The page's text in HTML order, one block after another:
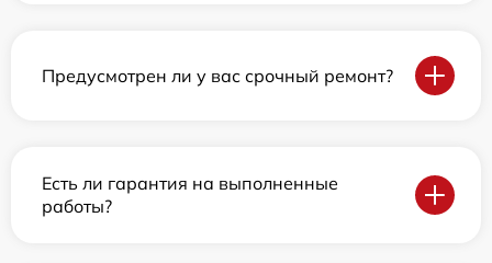
Предусмотрен ли у вас срочный ремонт?
Есть ли гарантия на выполненные
работы?